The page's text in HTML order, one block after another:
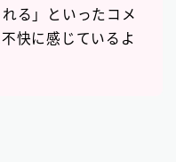
る」といったコメ
快に感じているよ